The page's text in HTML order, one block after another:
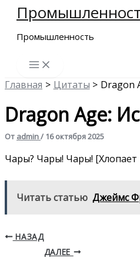
Перейти
содержимому
Промышленность
Главная Цитаты Dragon
Dragon Age:
От admin/ 16 октября 2025
Чары? Чары! Чары!
Читать статью Джеймс
НАЗАД
ДАЛЕЕ